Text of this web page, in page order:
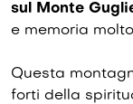
sul Monte
e memoria
Questa
forti della